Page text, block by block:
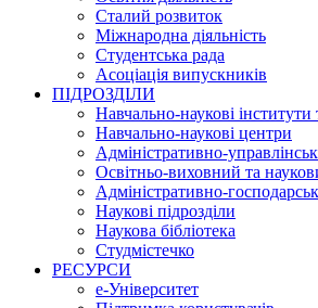
Сталий розвиток
Міжнародна діяльність
Студентська рада
Асоціація випускників
ПІДРОЗДІЛИ
Навчально-наукові інститути
Навчально-наукові центри
Адміністративно-
Освітньо-виховний та
Адміністративно-
Наукові підрозділи
Наукова бібліотека
Студмістечко
РЕСУРСИ
е-Університет